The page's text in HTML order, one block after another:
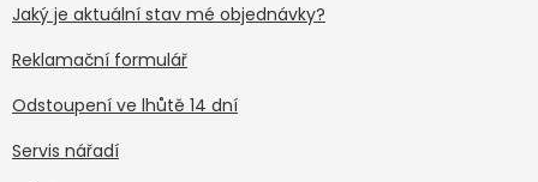
Jaký je aktuální stav mé objednávky?
Reklamační formulář
Odstoupení ve lhůtě 14 dní
Servis nářadí